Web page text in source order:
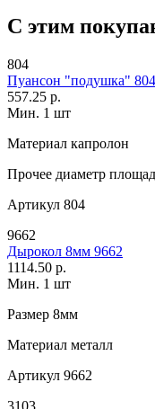
С этим
804
Пуансон "подушка" 804
557.25 р.
Мин. 1 шт
Материал капролон
Прочее диаметр
Артикул 804
9662
Дырокол 8мм 9662
1114.50 р.
Мин. 1 шт
Размер 8мм
Материал металл
Артикул 9662
3103